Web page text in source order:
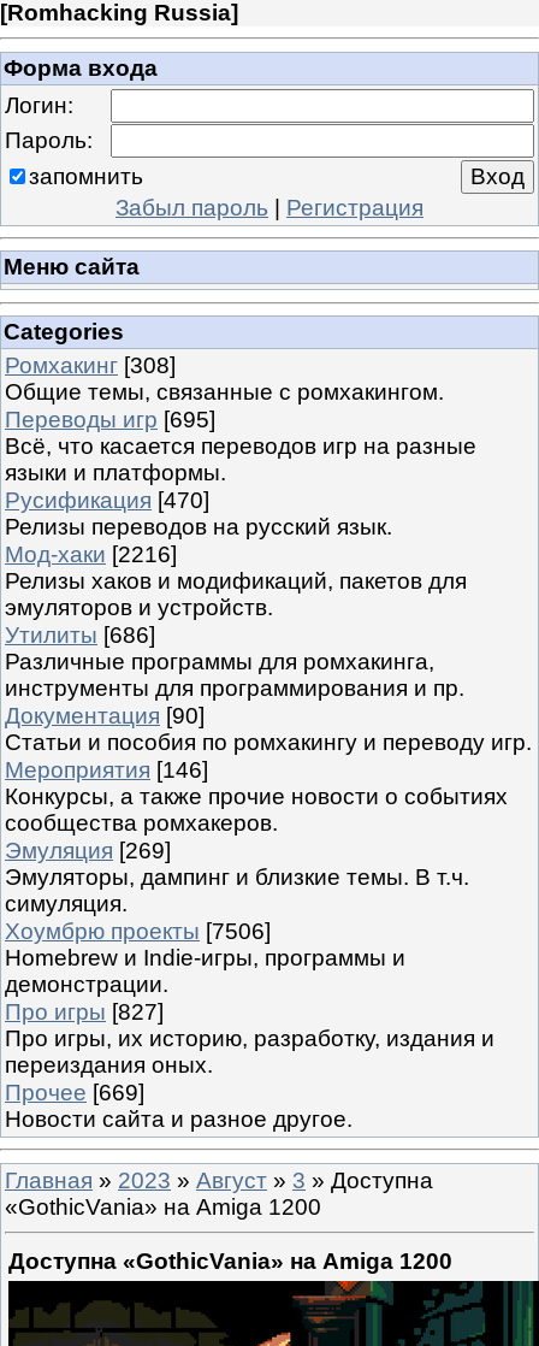
[Romhacking Russia]
Форма входа
Логин:
Пароль:
запомнить
Забыл пароль | Регистрация
Меню сайта
Categories
Ромхакинг [308]
Общие темы, связанные с ромхакингом.
Переводы игр [695]
Всё, что касается переводов игр на разные
языки и платформы.
Русификация [470]
Релизы переводов на русский язык.
Мод-хаки [2216]
Релизы хаков и модификаций, пакетов для
эмуляторов и устройств.
Утилиты [686]
Различные программы для ромхакинга,
инструменты для программирования и пр.
Документация [90]
Статьи и пособия по ромхакингу и переводу игр.
Мероприятия [146]
Конкурсы, а также прочие новости о событиях
сообщества ромхакеров.
Эмуляция [269]
Эмуляторы, дампинг и близкие темы. В т.ч.
симуляция.
Хоумбрю проекты [7506]
Homebrew и Indie-игры, программы и
демонстрации.
Про игры [827]
Про игры, их историю, разработку, издания и
переиздания оных.
Прочее [669]
Новости сайта и разное другое.
Главная » 2023 » Август » 3 » Доступна
«GothicVania» на Amiga 1200
Доступна «GothicVania» на Amiga 1200